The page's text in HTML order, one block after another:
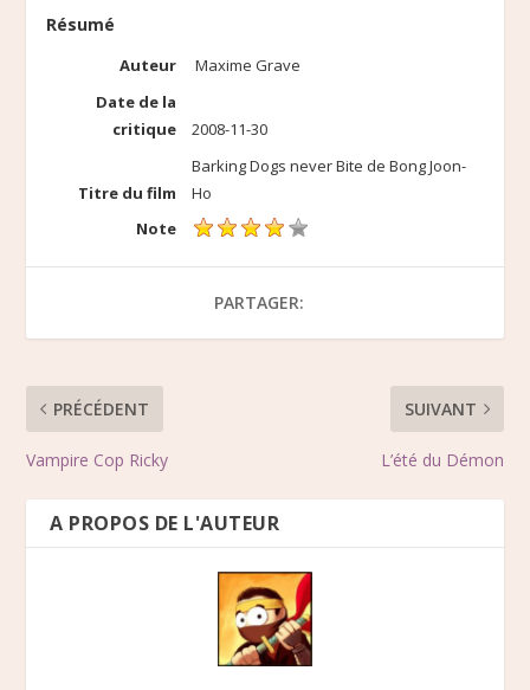
Résumé
Auteur
Maxime Grave
Date de la
critique
2008-11-30
Titre du film
Barking Dogs never Bite de Bong Joon-
Ho
Note
PARTAGER:
PRÉCÉDENT
Vampire Cop Ricky
SUIVANT
L’été du Démon
A PROPOS DE L'AUTEUR